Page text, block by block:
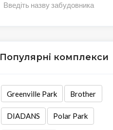
Введіть назву забудовника
Популярні комплекси
Greenville Park Brother
DIADANS Polar Park